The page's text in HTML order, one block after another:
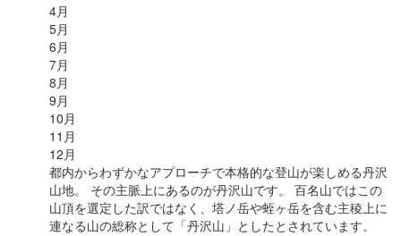
4月
5月
6月
7月
8月
9月
10月
11 月
12月
都内からわずかなアプローチで本格的な登山が楽しめる丹沢
山地。 その主脈上にあるのが丹沢山です。 百名山ではこの
山頂を選定した訳ではなく、塔ノ岳や蛭ヶ岳を含む主稜上に
連なる山の総称として「丹沢山」としたとされています。